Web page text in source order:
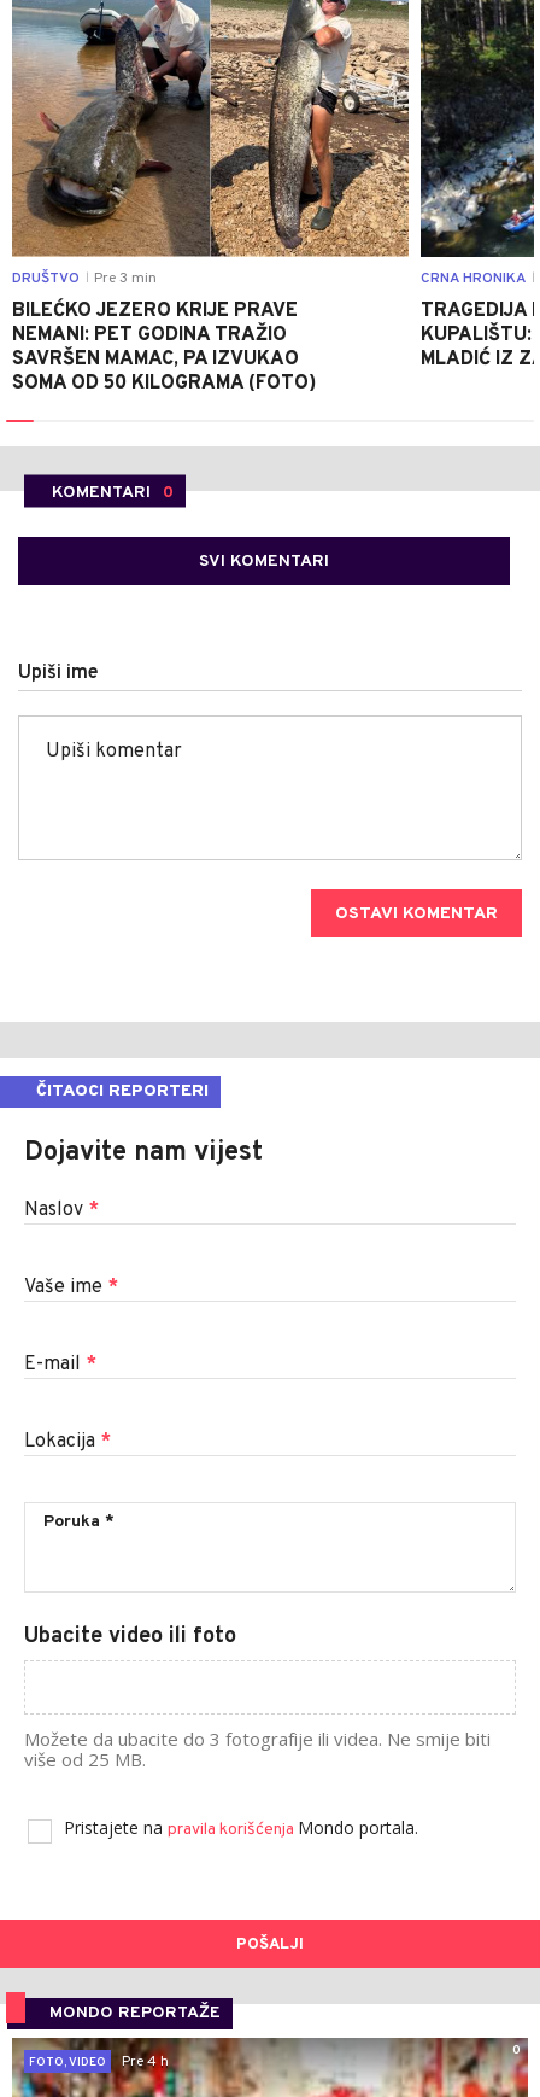
DRUŠTVO Pre 3 min
BILEĆKO JEZERO KRIJE PRAVE
NEMANI: PET GODINA TRAŽIO
SAVRŠEN MAMAC, PA IZVUKAO
SOMA OD 50 KILOGRAMA (FOTO)
CRNA HRONIKA
TRAGEDIJA
KUPALIŠTU:
MLADIĆ IZ
KOMENTARI 0
SVI KOMENTARI
Upiši ime
OSTAVI KOMENTAR
ČITAOCI REPORTERI
Dojavite nam vijest
Naslov *
Vaše ime *
E-mail *
Lokacija *
Ubacite video ili foto
Možete da ubacite do 3 fotografije ili videa. Ne smije biti
više od 25 MB.
Pristajete na pravila korišćenja Mondo portala.
POŠALJI
MONDO REPORTAŽE
0
FOTO, VIDEO
Pre 4 h